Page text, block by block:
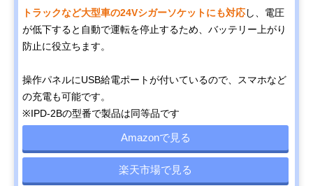
トラックなど大型車の24Vシガーソケットにも対応し、電圧
が低下すると自動で運転を停止するため、バッテリー上がり
防止に役立ちます。
操作パネルにUSB給電ポートが付いているので、スマホなど
の充電も可能です。
※IPD-2Bの型番で製品は同等品です
Amazonで見る
楽天市場で見る